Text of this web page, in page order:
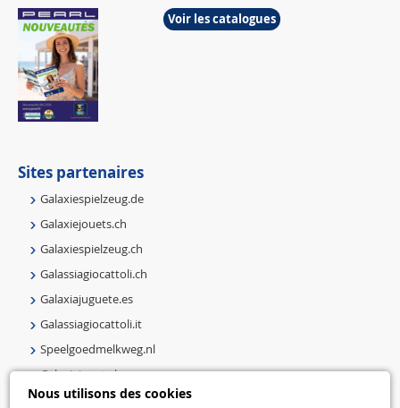
Nous utilisons des cookies
Voir les catalogues
Sites partenaires
Galaxiespielzeug.de
Galaxiejouets.ch
Galaxiespielzeug.ch
Galassiagiocattoli.ch
Galaxiajuguete.es
Galassiagiocattoli.it
Speelgoedmelkweg.nl
Galaxiejouets.be
Galaxiespielzeug.be